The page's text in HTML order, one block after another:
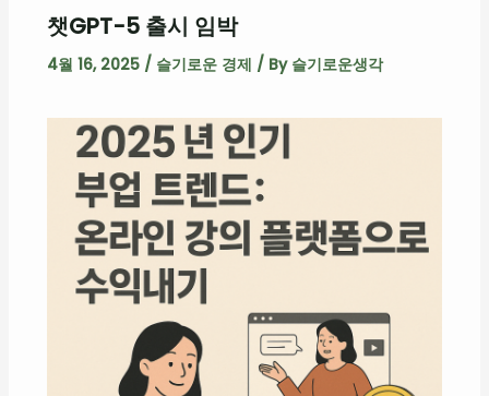
챗GPT-5 출시 임박
4월 16, 2025 / 슬기로운 경제 / By 슬기로운생각